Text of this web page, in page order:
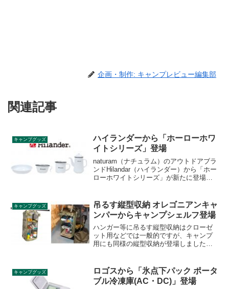
企画・制作: キャンプレビュー編集部
関連記事
キャンプグッズ
ハイランダーから「ホーローホワ
イトシリーズ」登場
naturam（ナチュラム）のアウトドアブラ
ンドHilandar（ハイランダー）から「ホー
ローホワイトシリーズ」が新たに登場し
性も高く近年注目度が高まっています。
詳細をレビューします。
キャンプグッズ
吊るす縦型収納 オレゴニアンキャ
ンパーからキャンプシェルフ登場
ハンガー等に吊るす縦型収納はクローゼ
ット用などでは一般的ですが、キャンプ
用にも同様の縦型収納が登場しました。
合には何が便利なのか、詳細をレビュー
します。
キャンプグッズ
ロゴスから「氷点下パック ポータ
ブル冷凍庫(AC・DC)」登場